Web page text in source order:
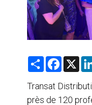
FORMATION &
S
r
e
F
e
b
o
X
Transat
près de 120